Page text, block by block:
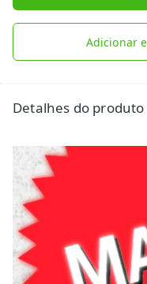
Adicionar
Detalhes do produto